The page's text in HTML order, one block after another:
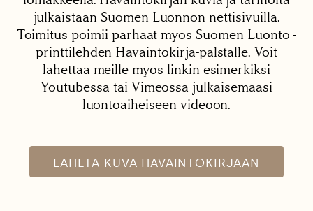
julkaistaan Suomen Luonnon nettisivuilla.
Toimitus poimii parhaat myös Suomen Luonto -
printtilehden Havaintokirja-palstalle. Voit
lähettää meille myös linkin esimerkiksi
Youtubessa tai Vimeossa julkaisemaasi
luontoaiheiseen videoon.
LÄHETÄ KUVA HAVAINTOKIRJAAN